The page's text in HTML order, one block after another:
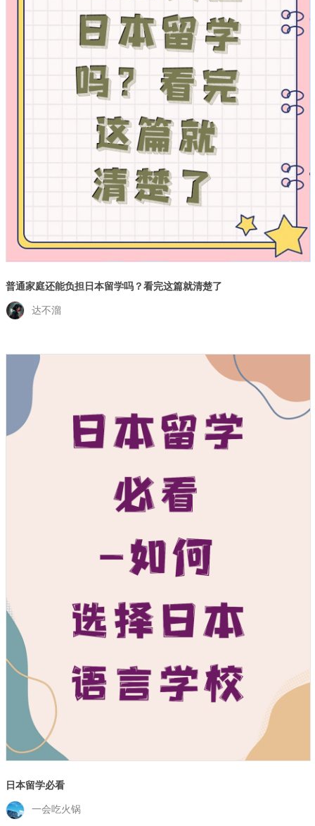
普通家庭还能负担日本留学吗？看完这篇就清楚了
达不溜
日本留学必看
一会吃火锅